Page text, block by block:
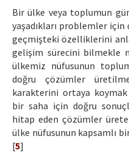
Bir ülke veya toplumun
yaşadıkları problemler
geçmişteki özelliklerini
gelişim sürecini bilmekle
ülkemiz nüfusunun
doğru çözümler
karakterini ortaya
bir saha için doğru
hitap eden çözümler
ülke nüfusunun kapsamlı
[5]